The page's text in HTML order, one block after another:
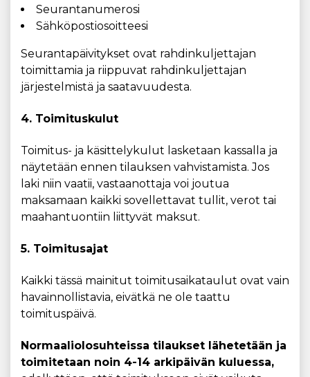
Seurantanumerosi
Sähköpostiosoitteesi
Seurantapäivitykset ovat rahdinkuljettajan
toimittamia ja riippuvat rahdinkuljettajan
järjestelmistä ja saatavuudesta.
4. Toimituskulut
Toimitus- ja käsittelykulut lasketaan kassalla ja
näytetään ennen tilauksen vahvistamista. Jos
laki niin vaatii, vastaanottaja voi joutua
maksamaan kaikki sovellettavat tullit, verot tai
maahantuontiin liittyvät maksut.
5. Toimitusajat
Kaikki tässä mainitut toimitusaikataulut ovat vain
havainnollistavia, eivätkä ne ole taattu
toimituspäivä.
Normaaliolosuhteissa tilaukset lähetetään ja
toimitetaan noin 4-14 arkipäivän kuluessa,